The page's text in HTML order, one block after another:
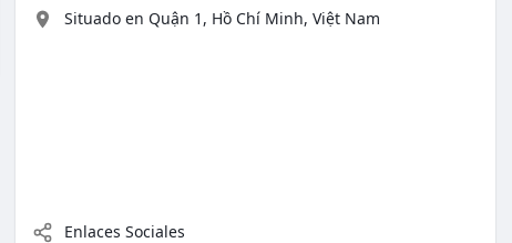
Situado en Quận 1, Hồ Chí Minh, Việt Nam
Enlaces Sociales